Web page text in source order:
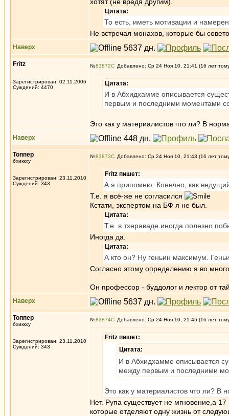
Цитата:
То есть, иметь мотивации и
Не встречал монахов, которые бы
Наверх
Fritz
Зарегистрирован: 02.11.2006
Суждений: 4470
№83872 Добавлено: Ср 24 Ноя 10, 21:41 (16 лет
Цитата:
И в Абхидхамме описывается
первым и последними моментами
Это как у материалистов что ли? В
Наверх
Топпер
бхиккху
Зарегистрирован: 23.11.2010
Суждений: 343
№83873 Добавлено: Ср 24 Ноя 10, 21:43 (16 лет
Fritz пишет:
А я припомню. Конечно, как
Т.е. я всё-же не согласился
Кстати, экспертом на БФ я не был.
Цитата:
Т.е. в тхераваде иногда полезно
Иногда да.
Цитата:
А кто он? Ну геньин максимум.
Согласно этому определению я во
Он профессор - буддолог и лектор от
Наверх
Топпер
бхиккху
Зарегистрирован: 23.11.2010
Суждений: 343
№83874 Добавлено: Ср 24 Ноя 10, 21:45 (16 лет
Fritz пишет:
Цитата:
И в Абхидхамме описывается
между первым и последними
Это как у материалистов что ли? В
Нет. Рупа существует не мгновение,а
которые отделяют одну жизнь от